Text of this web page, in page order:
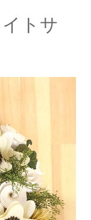
トサ